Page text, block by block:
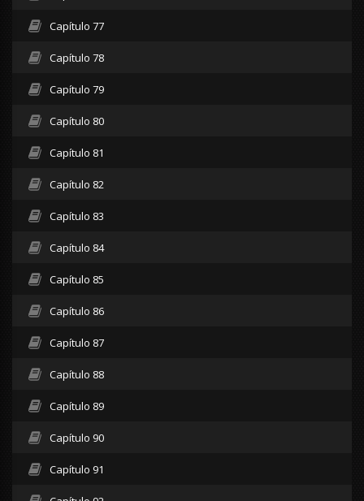
Capítulo 77
Capítulo 78
Capítulo 79
Capítulo 80
Capítulo 81
Capítulo 82
Capítulo 83
Capítulo 84
Capítulo 85
Capítulo 86
Capítulo 87
Capítulo 88
Capítulo 89
Capítulo 90
Capítulo 91